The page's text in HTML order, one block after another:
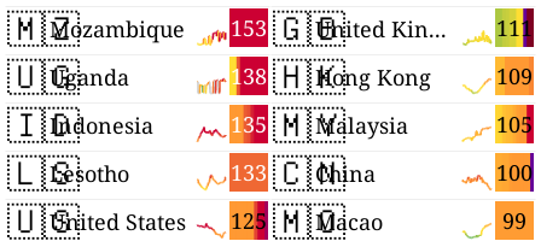
🇲🇿 153
Mozambique
🇺🇬 138
Uganda
🇮🇩 135
Indonesia
🇱🇸 133
Lesotho
🇺🇸 125
United States
🇬🇧 111
United Kingdom
🇭🇰 109
Hong Kong
🇲🇾 105
Malaysia
🇨🇳 100
China
🇲🇴 99
Macao